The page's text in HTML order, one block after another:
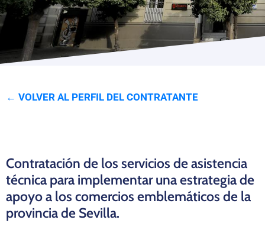
Programas
← VOLVER AL PERFIL DEL CONTRATANTE
Contratación de los servicios de asistencia
técnica para implementar una estrategia de
apoyo a los comercios emblemáticos de la
provincia de Sevilla.